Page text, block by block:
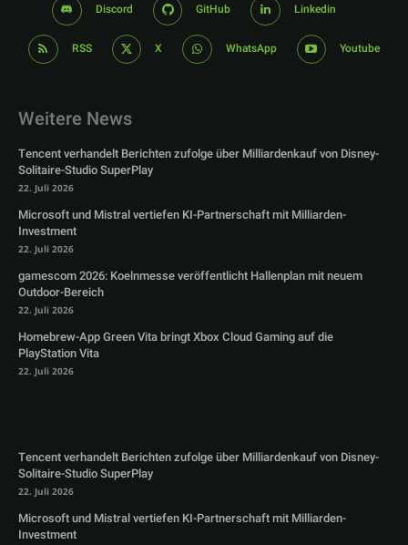
Discord GitHub Linkedin
RSS X WhatsApp Youtube
Weitere News
Tencent verhandelt Berichten zufolge über Milliardenkauf von Disney-
Solitaire-Studio SuperPlay
22. Juli 2026
Microsoft und Mistral vertiefen KI-Partnerschaft mit Milliarden-
Investment
22. Juli 2026
gamescom 2026: Koelnmesse veröffentlicht Hallenplan mit neuem
Outdoor-Bereich
22. Juli 2026
Homebrew-App Green Vita bringt Xbox Cloud Gaming auf die
PlayStation Vita
22. Juli 2026
Tencent verhandelt Berichten zufolge über Milliardenkauf von Disney-
Solitaire-Studio SuperPlay
22. Juli 2026
Microsoft und Mistral vertiefen KI-Partnerschaft mit Milliarden-
Investment